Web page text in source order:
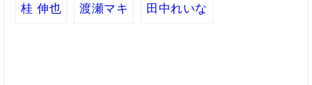
桂 伸也 渡瀬マキ 田中れいな